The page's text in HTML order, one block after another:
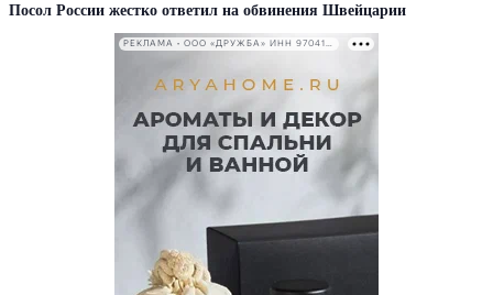
Посол России жестко ответил на обвинения Швейцарии
РЕКЛАМА • ООО «ДРУЖБА» ИНН 9704146411